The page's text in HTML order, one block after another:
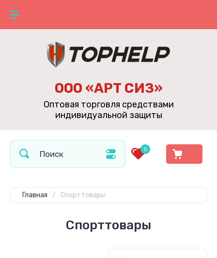
ООО «АРТ СИЗ»
Оптовая торговля средствами
индивидуальной защиты
0
Главная / Спорттовары
Спорттовары